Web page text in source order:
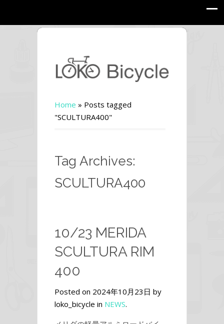
Home » Posts tagged
"SCULTURA400"
Tag Archives:
SCULTURA400
10/23 MERIDA
SCULTURA RIM
400
Posted on 2024年10月23日 by
loko_bicycle in NEWS.